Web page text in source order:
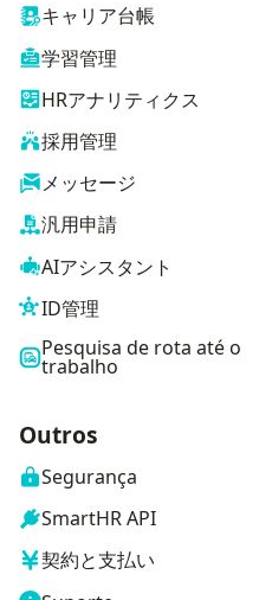
キャリア台帳
学習管理
HRアナリティクス
採用管理
メッセージ
汎用申請
AIアシスタント
ID管理
Pesquisa de rota até o
trabalho
Outros
Segurança
SmartHR API
契約と支払い